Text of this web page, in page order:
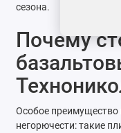
сезона.
Почему
Особое преимущество
негорючести: такие